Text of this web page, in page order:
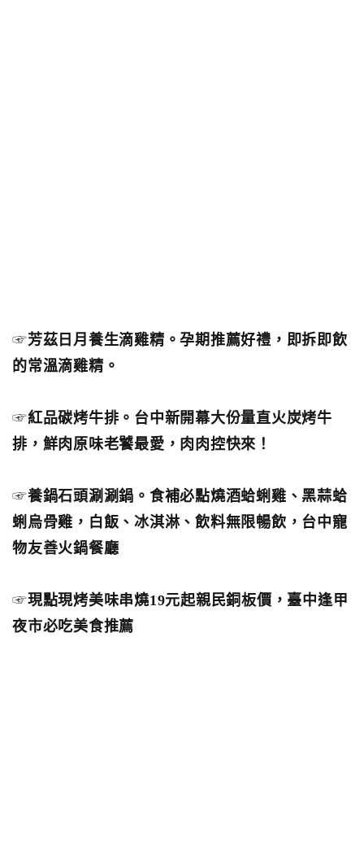
☞芳茲日月養生滴雞精。孕期推薦好禮，即拆即飲
的常溫滴雞精。
☞紅品碳烤牛排。台中新開幕大份量直火炭烤牛
排，鮮肉原味老饕最愛，肉肉控快來！
☞養鍋石頭涮涮鍋。食補必點燒酒蛤蜊雞、黑蒜蛤
蜊烏骨雞，白飯、冰淇淋、飲料無限暢飲，台中寵
物友善火鍋餐廳
☞現點現烤美味串燒19元起親民銅板價，臺中逢甲
夜市必吃美食推薦